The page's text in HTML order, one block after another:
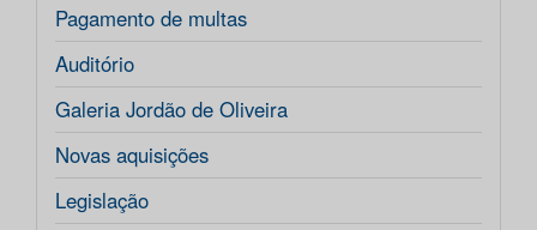
Pagamento de multas
Auditório
Galeria Jordão de Oliveira
Novas aquisições
Legislação